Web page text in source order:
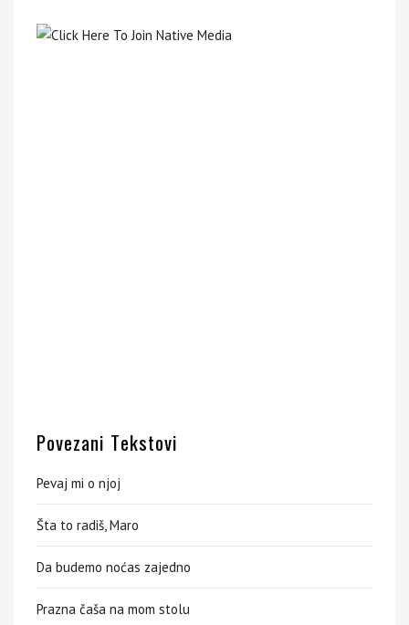
Povezani Tekstovi
Pevaj mi o njoj
Šta to radiš, Maro
Da budemo noćas zajedno
Prazna čaša na mom stolu